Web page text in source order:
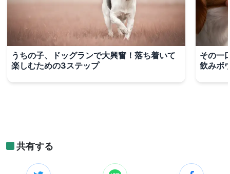
うちの子、ドッグランで大興奮！落ち着いて
楽しむための3ステップ
その一
飲みボ
共有する